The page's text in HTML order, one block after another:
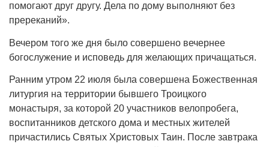
помогают друг другу. Дела по дому выполняют без
пререканий».
Вечером того же дня было совершено вечернее
богослужение и исповедь для желающих причащаться.
Ранним утром 22 июля была совершена Божественная
литургия на территории бывшего Троицкого
монастыря, за которой 20 участников велопробега,
воспитанников детского дома и местных жителей
причастились Святых Христовых Таин. После завтрака